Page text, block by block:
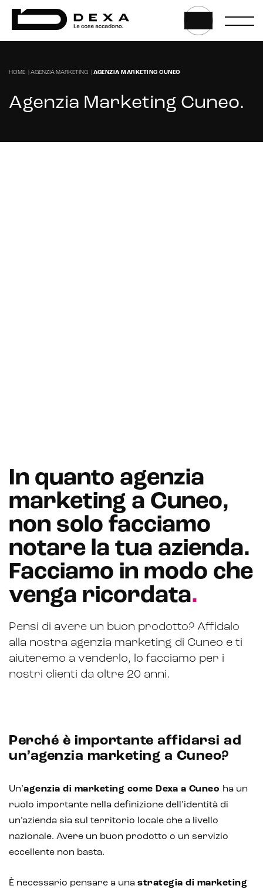
Marketplace for selling
E-commerce management
Customer service management
CRM & email marketing
Hubspot
Email marketing
Customer segmentation
HOME AGENZIA MARKETING AGENZIA MARKETING CUNEO
Agenzia Marketing Cuneo.
In quanto agenzia
marketing a Cuneo,
non solo facciamo
notare la tua azienda.
Facciamo in modo che
venga ricordata.
Pensi di avere un buon prodotto? Affidalo
alla nostra agenzia marketing di Cuneo e ti
aiuteremo a venderlo, lo facciamo per i
nostri clienti da oltre 20 anni.
Perché è importante affidarsi ad
un’agenzia marketing a Cuneo?
Un’agenzia di marketing come Dexa a Cuneo ha un
ruolo importante nella definizione dell’identità di
un’azienda sia sul territorio locale che a livello
nazionale. Avere un buon prodotto o un servizio
eccellente non basta.
È necessario pensare a una strategia di marketing